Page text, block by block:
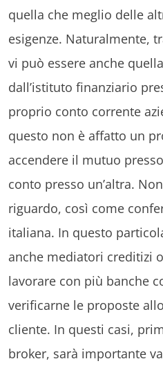
quella che meglio delle
esigenze. Naturalmente,
vi può essere anche
dall’istituto finanziario
proprio conto corrente
questo non è affatto un
accendere il mutuo
conto presso un’altra.
riguardo, così come
italiana. In questo
anche mediatori creditizi
lavorare con più banche
verificarne le proposte
cliente. In questi casi,
broker, sarà importante